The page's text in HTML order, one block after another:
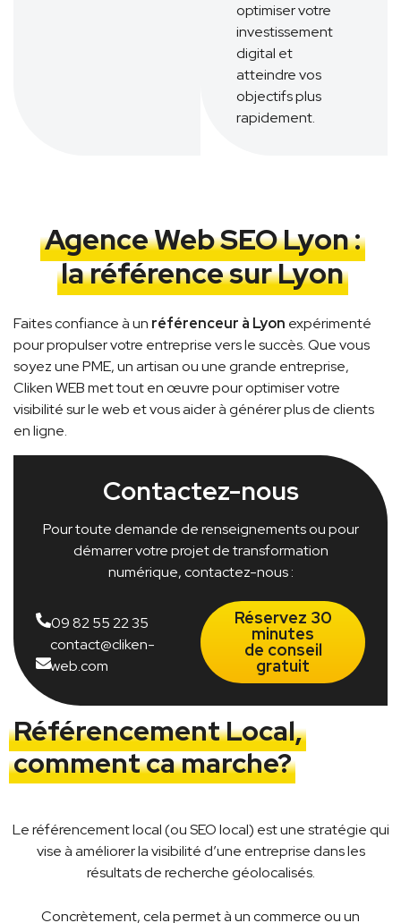
optimiser votre
investissement
digital et
atteindre vos
objectifs plus
rapidement.
Agence Web SEO Lyon :
la référence sur Lyon
Faites confiance à un référenceur à Lyon expérimenté
pour propulser votre entreprise vers le succès. Que vous
soyez une PME, un artisan ou une grande entreprise,
Cliken WEB met tout en œuvre pour optimiser votre
visibilité sur le web et vous aider à générer plus de clients
en ligne.
Contactez-nous
Pour toute demande de renseignements ou pour
démarrer votre projet de transformation
numérique, contactez-nous :
09 82 55 22 35
contact@cliken-
web.com
Réservez 30
minutes
de conseil
gratuit
Référencement Local,
comment ca marche?
Le référencement local (ou SEO local) est une stratégie qui
vise à améliorer la visibilité d’une entreprise dans les
résultats de recherche géolocalisés.
Concrètement, cela permet à un commerce ou un